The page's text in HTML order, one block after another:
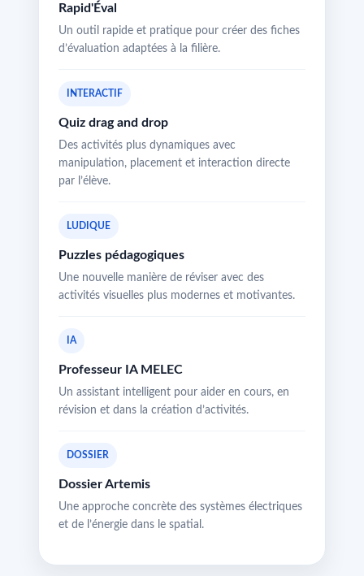
Rapid'Éval
Un outil rapide et pratique pour créer des fiches
d’évaluation adaptées à la filière.
INTERACTIF
Quiz drag and drop
Des activités plus dynamiques avec
manipulation, placement et interaction directe
par l’élève.
LUDIQUE
Puzzles pédagogiques
Une nouvelle manière de réviser avec des
activités visuelles plus modernes et motivantes.
IA
Professeur IA MELEC
Un assistant intelligent pour aider en cours, en
révision et dans la création d’activités.
DOSSIER
Dossier Artemis
Une approche concrète des systèmes électriques
et de l’énergie dans le spatial.